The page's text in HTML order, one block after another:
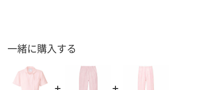
一緒に購入する